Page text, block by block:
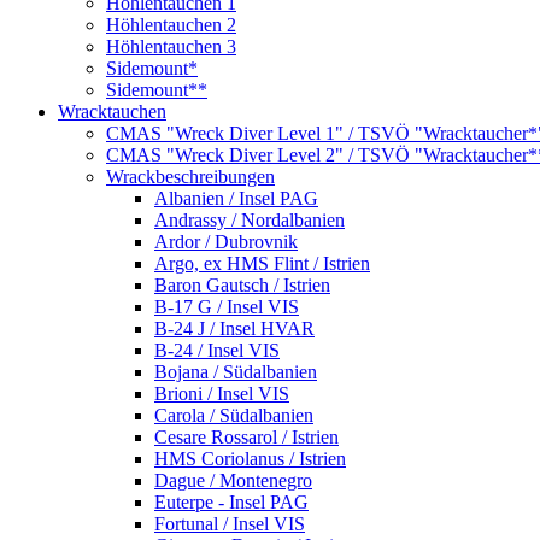
Höhlentauchen 2
Höhlentauchen 3
Sidemount*
Sidemount**
Wracktauchen
CMAS "Wreck Diver Level 1" / TSVÖ
CMAS "Wreck Diver Level 2" / TSVÖ
Wrackbeschreibungen
Albanien / Insel PAG
Andrassy / Nordalbanien
Ardor / Dubrovnik
Argo, ex HMS Flint / Istrien
Baron Gautsch / Istrien
B-17 G / Insel VIS
B-24 J / Insel HVAR
B-24 / Insel VIS
Bojana / Südalbanien
Brioni / Insel VIS
Carola / Südalbanien
Cesare Rossarol / Istrien
HMS Coriolanus / Istrien
Dague / Montenegro
Euterpe - Insel PAG
Fortunal / Insel VIS